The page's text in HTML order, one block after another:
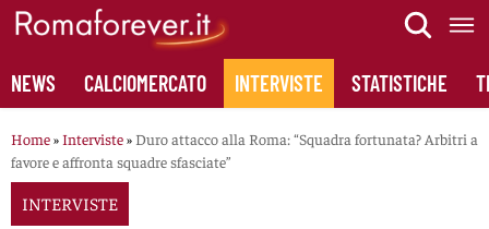
Skip
content
NEWS CALCIOMERCATO INTERVISTE STATISTICHE
Home»Interviste» Duro attacco alla Roma: “Squadra fortunata? Arbitri a
favore e affronta squadre sfasciate”
INTERVISTE